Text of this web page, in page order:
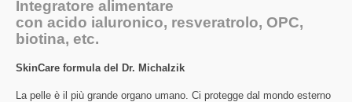
Integratore alimentare
con acido ialuronico, resveratrolo, OPC,
biotina, etc.
SkinCare formula del Dr. Michalzik
La pelle è il più grande organo umano. Ci protegge dal mondo esterno